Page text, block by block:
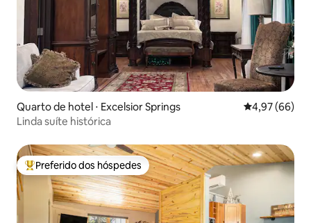
Quarto de hotel ⋅ Excelsior Springs 4,97 de uma
4,97 (66)
Linda suíte histórica
Entre os melhores preferidos dos hóspedes
Preferido dos hóspedes